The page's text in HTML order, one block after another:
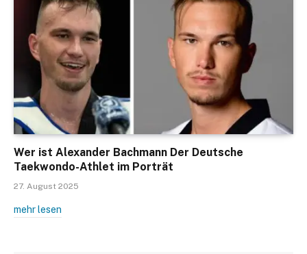
Wer ist Alexander Bachmann Der Deutsche
Taekwondo-Athlet im Porträt
27. August 2025
mehr lesen